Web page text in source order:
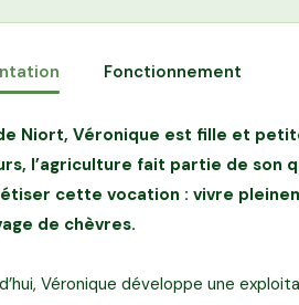
Fonctionnement
Niort, Véronique est fille et
l’agriculture fait partie de son
cette vocation : vivre
de chèvres.
Véronique développe une